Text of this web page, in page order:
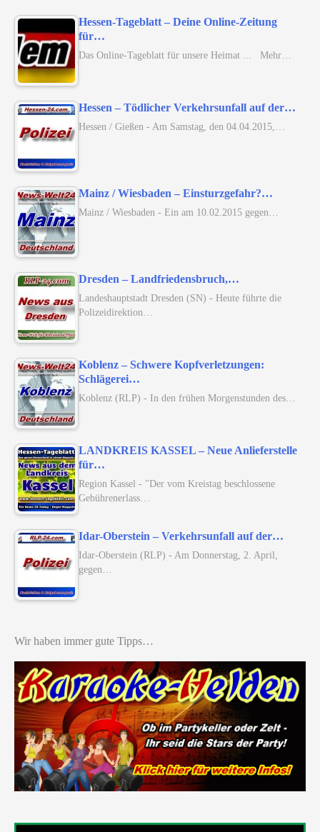
Hessen-Tageblatt – Deine Online-Zeitung
für…
Das Online-Tageblatt für unsere Heimat ... Mehr…
Hessen – Tödlicher Verkehrsunfall auf der…
Hessen / Gießen - Am Samstag, den 04.04.2015,…
Mainz / Wiesbaden – Einsturzgefahr?…
Mainz / Wiesbaden - Ein am 10.02.2015 gegen…
Dresden – Landfriedensbruch,…
Landeshauptstadt Dresden (SN) - Heute führte die
Polizeidirektion…
Koblenz – Schwere Kopfverletzungen:
Schlägerei…
Koblenz (RLP) - In den frühen Morgenstunden des…
LANDKREIS KASSEL – Neue Anlieferstelle
für…
Region Kassel - "Der vom Kreistag beschlossene
Gebührenerlass…
Idar-Oberstein – Verkehrsunfall auf der…
Idar-Oberstein (RLP) - Am Donnerstag, 2. April,
gegen…
Wir haben immer gute Tipps…